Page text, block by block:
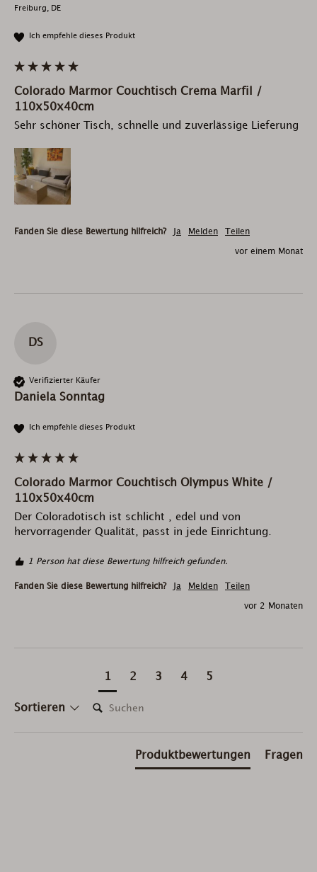
Sortieren
Produktbewertungen Fragen
Freiburg, DE
Ich empfehle dieses Produkt
Colorado Marmor Couchtisch Crema Marfil /
110x50x40cm
Sehr schöner Tisch, schnelle und zuverlässige Lieferung
Fanden Sie diese Bewertung hilfreich? Ja Melden Teilen
vor einem Monat
DS
Verifizierter Käufer
Daniela Sonntag
Ich empfehle dieses Produkt
Colorado Marmor Couchtisch Olympus White /
110x50x40cm
Der Coloradotisch ist schlicht , edel und von
hervorragender Qualität, passt in jede Einrichtung.
1 Person hat diese Bewertung hilfreich gefunden.
Fanden Sie diese Bewertung hilfreich? Ja Melden Teilen
vor 2 Monaten
1 2 3 4 5